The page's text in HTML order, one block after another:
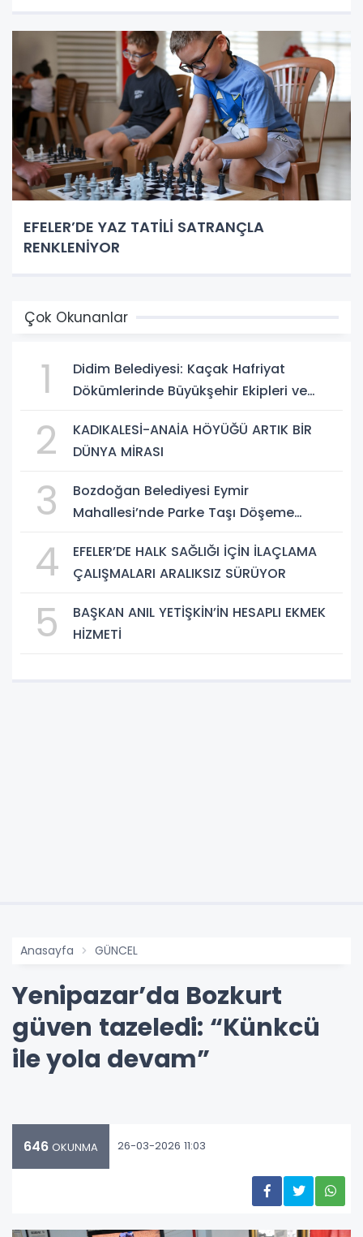
EFELER’DE YAZ TATİLİ SATRANÇLA
RENKLENİYOR
Çok Okunanlar
1
Didim Belediyesi: Kaçak Hafriyat
Dökümlerinde Büyükşehir Ekipleri ve
2
KADIKALESİ-ANAİA HÖYÜĞÜ ARTIK BİR
DÜNYA MİRASI
3
Bozdoğan Belediyesi Eymir
Mahallesi’nde Parke Taşı Döşeme
4
EFELER’DE HALK SAĞLIĞI İÇİN İLAÇLAMA
ÇALIŞMALARI ARALIKSIZ SÜRÜYOR
5
BAŞKAN ANIL YETİŞKİN’İN HESAPLI EKMEK
HİZMETİ
Anasayfa GÜNCEL
Yenipazar’da Bozkurt
güven tazeledi: “Künkcü
ile yola devam”
646 OKUNMA 26-03-2026 11:03